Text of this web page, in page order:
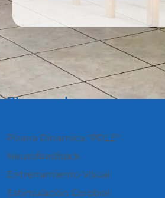
Bloques de
Pizarra Dinamica "PDLE"
Neurofeedback
Entrenamiento Visual
Estimulación Cerebral